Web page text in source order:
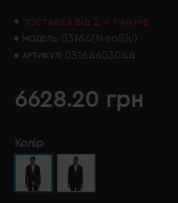
поставка від 2-х тижнів
МОДЕЛЬ: 03164(NeoBlu)
АРТИКУЛ: 03164603044
6628.20 грн
Колір